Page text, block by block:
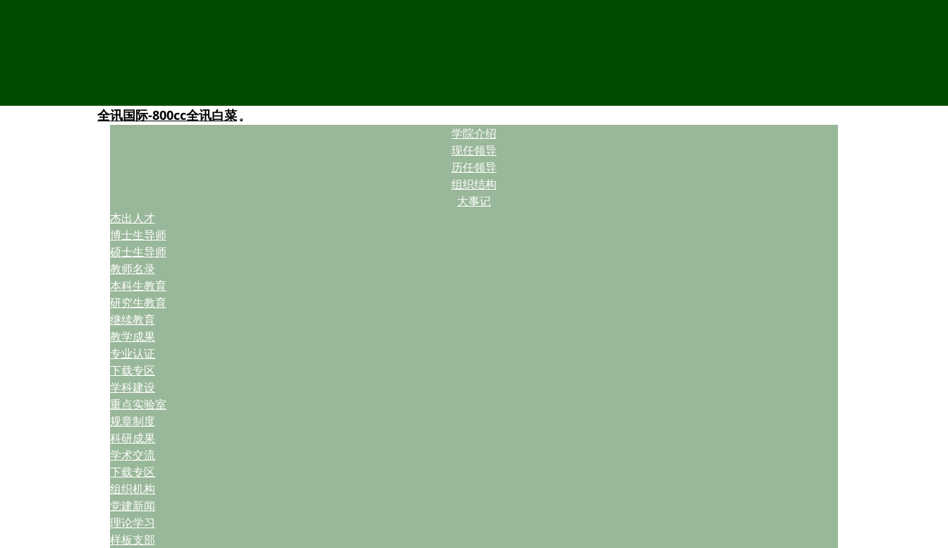
全讯国际-800cc全讯白菜
学院介绍
现任领导
历任领导
组织结构
大事记
杰出人才
博士生导师
硕士生导师
教师名录
本科生教育
研究生教育
继续教育
教学成果
专业认证
下载专区
学科建设
重点实验室
规章制度
科研成果
学术交流
下载专区
组织机构
党建新闻
理论学习
样板支部